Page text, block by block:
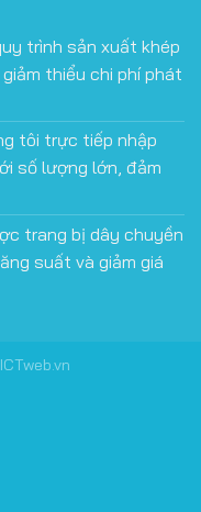
trình sản xuất khép
thiểu chi phí phát
tôi trực tiếp nhập
số lượng lớn, đảm
trang bị dây chuyền
suất và giảm giá